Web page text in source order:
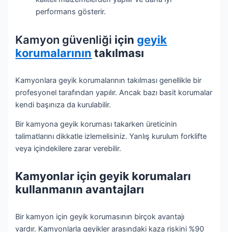
performans gösterir.
Kamyon güvenliği için geyik
korumalarının takılması
Kamyonlara geyik korumalarının takılması genellikle bir
profesyonel tarafından yapılır. Ancak bazı basit korumalar
kendi başınıza da kurulabilir.
Bir kamyona geyik koruması takarken üreticinin
talimatlarını dikkatle izlemelisiniz. Yanlış kurulum forklifte
veya içindekilere zarar verebilir.
Kamyonlar için geyik korumaları
kullanmanın avantajları
Bir kamyon için geyik korumasının birçok avantajı
vardır. Kamyonlarla geyikler arasındaki kaza riskini %90